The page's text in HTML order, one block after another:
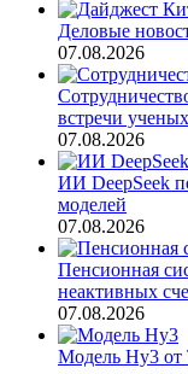
Деловые
07.08.2026
встречи
07.08.2026
ИИ DeepSeek
моделей
07.08.2026
Пенсионная
неактивных
07.08.2026
Модель Hy3 от